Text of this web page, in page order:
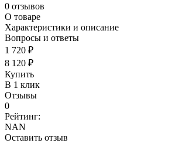
0 отзывов
О товаре
Характеристики и описание
Вопросы и ответы
1 720 ₽
8 120 ₽
Купить
В 1 клик
Отзывы
0
Рейтинг:
NAN
Оставить отзыв